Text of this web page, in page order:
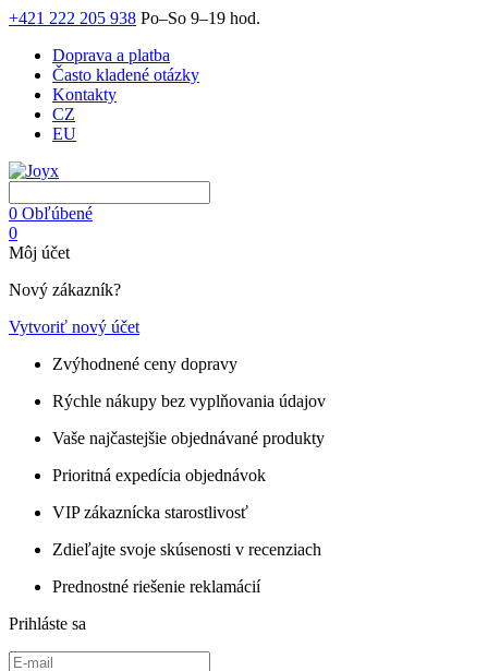
+421 222 205 938 Po–So 9–19 hod.
Doprava a platba
Často kladené otázky
Kontakty
CZ
EU
0 Obľúbené
0
Môj účet
Nový zákazník?
Vytvoriť nový účet
Zvýhodnené ceny dopravy
Rýchle nákupy bez vyplňovania údajov
Vaše najčastejšie objednávané produkty
Prioritná expedícia objednávok
VIP zákaznícka starostlivosť
Zdieľajte svoje skúsenosti v recenziach
Prednostné riešenie reklamácií
Prihláste sa